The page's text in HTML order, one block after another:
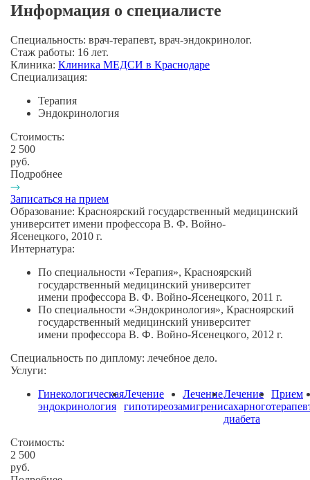
Информация о специалисте
Специальность: врач-терапевт, врач-эндокринолог.
Стаж работы: 16 лет.
Клиника: Клиника МЕДСИ в Краснодаре
Специализация:
Терапия
Эндокринология
Стоимость:
2 500
руб.
Подробнее
Записаться на прием
Образование: Красноярский государственный медицинский
университет имени профессора В. Ф. Войно-
Ясенецкого, 2010 г.
Интернатура:
По специальности «Терапия», Красноярский
государственный медицинский университет
имени профессора В. Ф. Войно-Ясенецкого, 2011 г.
По специальности «Эндокринология», Красноярский
государственный медицинский университет
имени профессора В. Ф. Войно-Ясенецкого, 2012 г.
Специальность по диплому: лечебное дело.
Услуги:
Гинекологическая
эндокринология
Лечение
гипотиреоза
Лечение
мигрени
Лечение
сахарного
диабета
Прием
Стоимость:
2 500
руб.